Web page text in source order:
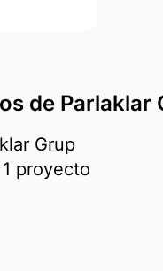
de Parlaklar
Grup
proyecto